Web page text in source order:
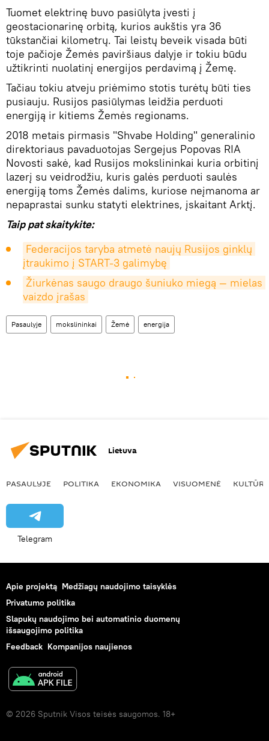
Tuomet elektrinę buvo pasiūlyta įvesti į
geostacionarinę orbitą, kurios aukštis yra 36
tūkstančiai kilometrų. Tai leistų beveik visada būti
toje pačioje Žemės paviršiaus dalyje ir tokiu būdu
užtikrinti nuolatinį energijos perdavimą į Žemę.
Tačiau tokiu atveju priėmimo stotis turėtų būti ties
pusiauju. Rusijos pasiūlymas leidžia perduoti
energiją ir kitiems Žemės regionams.
2018 metais pirmasis "Shvabe Holding" generalinio
direktoriaus pavaduotojas Sergejus Popovas RIA
Novosti sakė, kad Rusijos mokslininkai kuria orbitinį
lazerį su veidrodžiu, kuris galės perduoti saulės
energiją toms Žemės dalims, kuriose neįmanoma ar
nepaprastai sunku statyti elektrines, įskaitant Arktį.
Taip pat skaitykite:
Federacijos taryba atmetė naujų Rusijos ginklų
įtraukimo į START-3 galimybę
Žiurkėnas saugo draugo šuniuko miegą — mielas
vaizdo įrašas
Pasaulyje mokslininkai Žemė energija
Lietuva
PASAULYJE POLITIKA EKONOMIKA VISUOMENĖ KULTŪRA
Telegram
Apie projektą Medžiagų naudojimo taisyklės
Privatumo politika
Slapukų naudojimo bei automatinio duomenų
išsaugojimo politika
Feedback Kompanijos naujienos
© 2026 Sputnik Visos teisės saugomos. 18+